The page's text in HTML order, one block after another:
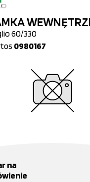
60/330
0980167
na